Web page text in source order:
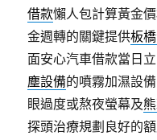
借款懶人包計算黃金
金週轉的關鍵提供板
面安心汽車借款當日
塵設備的噴霧加濕設
眼過度或熬夜螢幕及
探頭治療規劃良好的